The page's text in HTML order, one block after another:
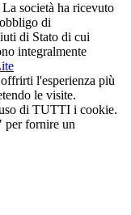
società ha ricevuto
di
di Stato di cui
integralmente
l'esperienza più
le visite.
di TUTTI i cookie.
per fornire un